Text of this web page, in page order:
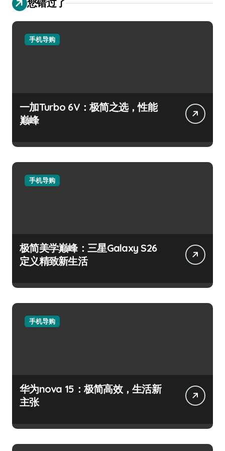
您错过了
手机导购
一加Turbo 6V：极简之选，性能
巅峰
手机导购
极简美学巅峰：三星Galaxy S26
定义精致新生活
手机导购
华为nova 15：极简高效，生活新
主张